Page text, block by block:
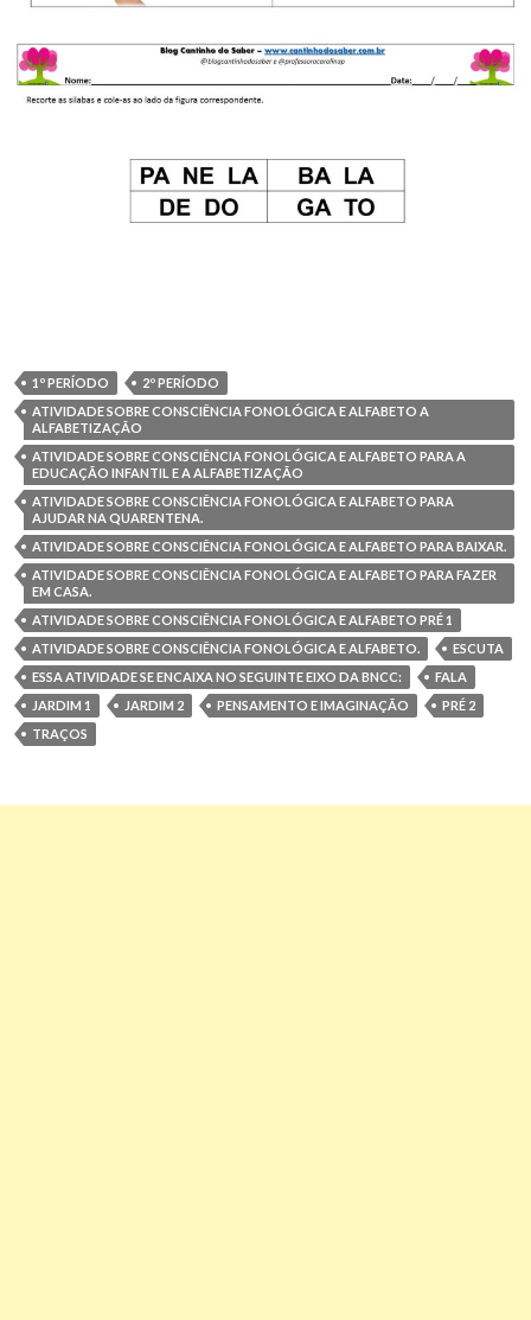
1º PERÍODO
2º PERÍODO
ATIVIDADE SOBRE CONSCIÊNCIA FONOLÓGICA E ALFABETO A
ALFABETIZAÇÃO
ATIVIDADE SOBRE CONSCIÊNCIA FONOLÓGICA E ALFABETO PARA A
EDUCAÇÃO INFANTIL E A ALFABETIZAÇÃO
ATIVIDADE SOBRE CONSCIÊNCIA FONOLÓGICA E ALFABETO PARA
AJUDAR NA QUARENTENA.
ATIVIDADE SOBRE CONSCIÊNCIA FONOLÓGICA E ALFABETO PARA BAIXAR.
ATIVIDADE SOBRE CONSCIÊNCIA FONOLÓGICA E ALFABETO PARA FAZER
EM CASA.
ATIVIDADE SOBRE CONSCIÊNCIA FONOLÓGICA E ALFABETO PRÉ 1
ATIVIDADE SOBRE CONSCIÊNCIA FONOLÓGICA E ALFABETO.
ESCUTA
ESSA ATIVIDADE SE ENCAIXA NO SEGUINTE EIXO DA BNCC:
FALA
JARDIM 1
JARDIM 2 PENSAMENTO E IMAGINAÇÃO
PRÉ 2
TRAÇOS